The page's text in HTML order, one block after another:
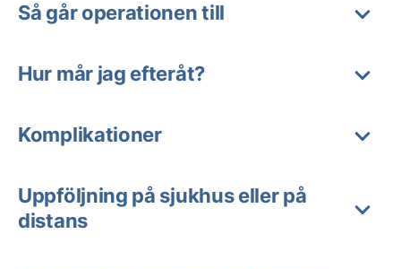
Så går operationen till
Hur mår jag efteråt?
Komplikationer
Uppföljning på sjukhus eller på
distans